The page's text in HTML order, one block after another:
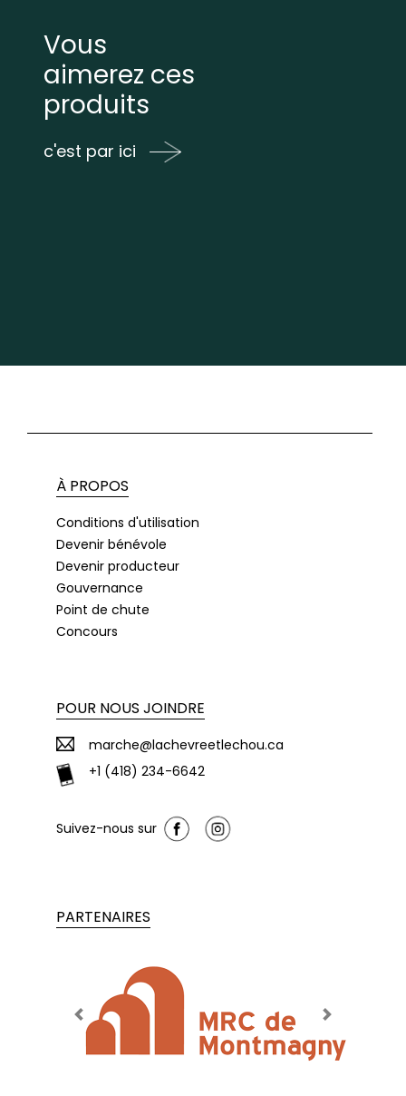
Vous
aimerez ces
produits
c'est par ici
À PROPOS
Conditions d'utilisation
Devenir bénévole
Devenir producteur
Gouvernance
Point de chute
Concours
POUR NOUS JOINDRE
marche@lachevreetlechou.ca
+1 (418) 234-6642
Suivez-nous sur
PARTENAIRES
Previous Next